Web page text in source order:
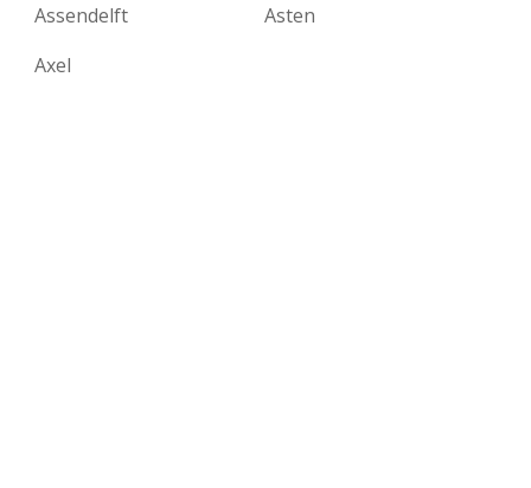
Assendelft
Asten
Axel